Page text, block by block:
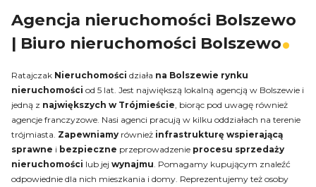
Agencja nieruchomości Bolszewo
| Biuro nieruchomości Bolszewo
Ratajczak Nieruchomości działa na Bolszewie rynku
nieruchomości od 5 lat. Jest największą lokalną agencją w Bolszewie i
jedną z największych w Trójmieście , biorąc pod uwagę również
agencje franczyzowe. Nasi agenci pracują w kilku oddziałach na terenie
trójmiasta. Zapewniamy również infrastrukturę wspierającą
sprawne i bezpieczne przeprowadzenie procesu sprzedaży
nieruchomości lub jej wynajmu . Pomagamy kupującym znaleźć
odpowiednie dla nich mieszkania i domy. Reprezentujemy też osoby